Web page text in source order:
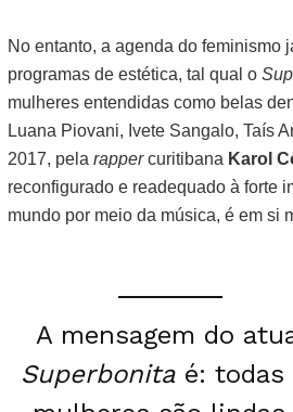
No entanto, a agenda do feminismo
programas de estética, tal qual o
mulheres entendidas como belas
Luana Piovani, Ivete Sangalo, Taís
2017, pela rappercuritibana Karol
reconfigurado e readequado à forte
mundo por meio da música, é em si
A mensagem do
Superbonitaé: todas